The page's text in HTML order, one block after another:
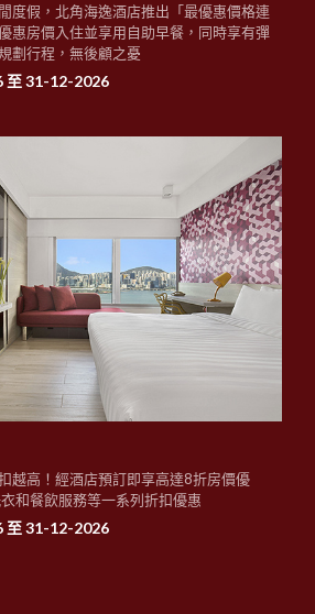
度假，北角海逸酒店推出「最優惠價格連
惠房價入住並享用自助早餐，同時享有彈
劃行程，無後顧之憂
至 31-12-2026
越高！經酒店預訂即享高達8折房價優
和餐飲服務等一系列折扣優惠
至 31-12-2026